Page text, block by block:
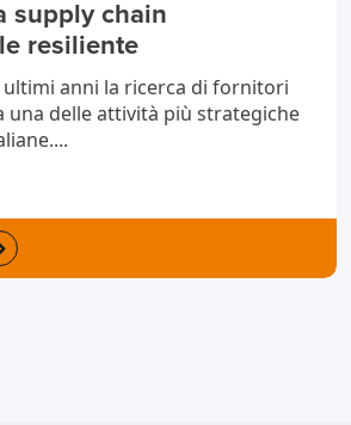
supply chain
resiliente
anni la ricerca di fornitori
una delle attività più strategiche